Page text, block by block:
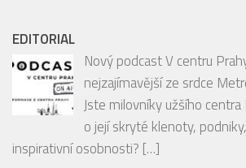
EDITORIAL
Nový podcast V centru
nejzajímavější ze srdce
Jste milovníky užšího
o její skryté klenoty,
inspirativní osobnosti? […]